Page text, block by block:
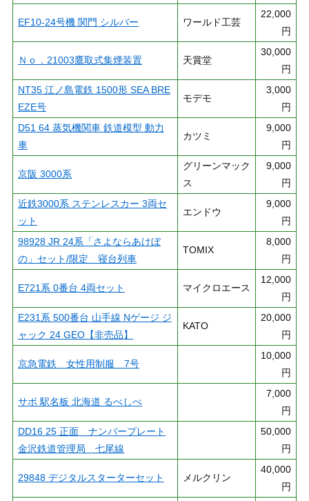
EF10-24号機 関門 シルバー ワールド工芸
22,000
円
Ｎｏ．21003鷹取式集煙装置 天賞堂
30,000
円
NT35 江ノ島電鉄 1500形 SEA BRE
EZE号
モデモ
3,000
円
D51 64 蒸気機関車 鉄道模型 動力
車
カツミ
9,000
円
京阪 3000系
グリーンマック
ス
9,000
円
近鉄3000系 ステンレスカー 3両セ
ット
エンドウ
9,000
円
98928 JR 24系「さよならあけぼ
の」セット/限定 寝台列車
TOMIX
8,000
円
E721系 0番台 4両セット マイクロエース
12,000
円
E231系 500番台 山手線 Nゲージ ジ
ャック 24 GEO【非売品】
KATO
20,000
円
京急電鉄 女性用制服 7号
10,000
円
サボ 駅名板 北海道 るべしべ
7,000
円
DD16 25 正面 ナンバープレート
金沢鉄道管理局 七尾線
50,000
円
29848 デジタルスターターセット メルクリン
40,000
円